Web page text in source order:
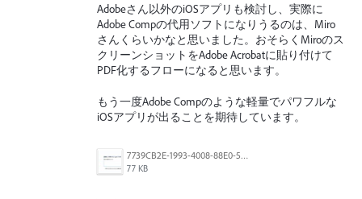
Adobeさん以外のiOSアプリも検討し、実際に
Adobe Compの代用ソフトになりうるのは、Miro
さんくらいかなと思いました。おそらくMiroのス
クリーンショットをAdobe Acrobatに貼り付けて
PDF化するフローになると思います。
もう一度Adobe Compのような軽量でパワフルな
iOSアプリが出ることを期待しています。
7739CB2E-1993-4008-88E0-563425EB518D.jpeg
77 KB